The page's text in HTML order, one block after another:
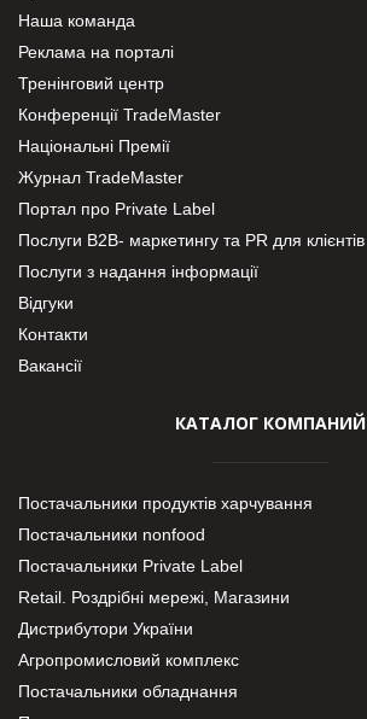
Наша команда
Реклама на порталі
Тренінговий центр
Конференції TradeMaster
Національні Премії
Журнал TradeMaster
Портал про Private Label
Послуги В2В- маркетингу та PR для клієнтів
Послуги з надання інформації
Відгуки
Контакти
Вакансії
КАТАЛОГ КОМПАНИЙ
Постачальники продуктів харчування
Постачальники nonfood
Постачальники Private Label
Retail. Роздрібні мережі, Магазини
Дистрибутори України
Агропромисловий комплекс
Постачальники обладнання